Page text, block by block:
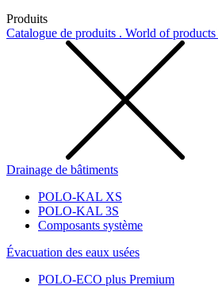
Produits
Catalogue de produits . World of products
Drainage de bâtiments
POLO-KAL XS
POLO-KAL 3S
Composants système
Évacuation des eaux usées
POLO-ECO plus Premium